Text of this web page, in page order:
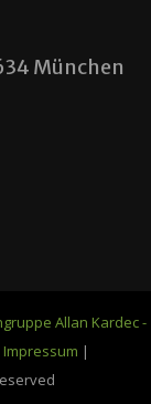
München
Allan Kardec -
Impressum |